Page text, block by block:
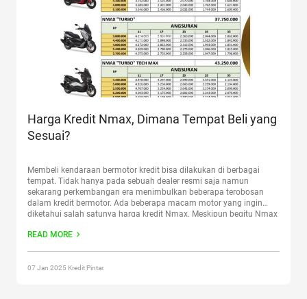
Harga Kredit Nmax, Dimana Tempat Beli yang
Sesuai?
Membeli kendaraan bermotor kredit bisa dilakukan di berbagai
tempat. Tidak hanya pada sebuah dealer resmi saja namun
sekarang perkembangan era menimbulkan beberapa terobosan
dalam kredit bermotor. Ada beberapa macam motor yang ingin
diketahui salah satunya harga kredit Nmax. Meskipun begitu Nmax
siapapun memakainya dengan ketentuan berbeda masing
READ MORE
07 Jan 2025 Kredit Pintar.